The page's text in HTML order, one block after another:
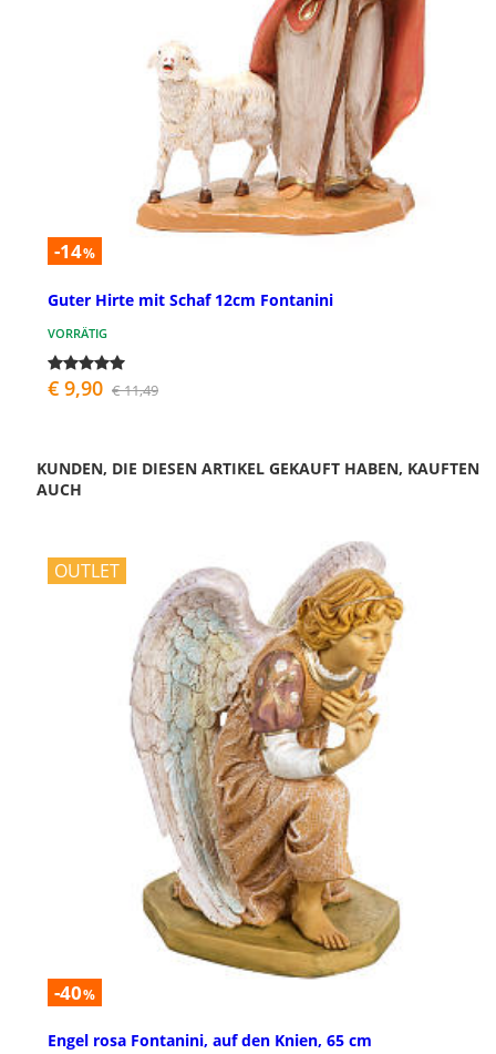
-14%
Guter Hirte mit Schaf 12cm Fontanini
VORRÄTIG
€ 9,90 € 11,49
KUNDEN, DIE DIESEN ARTIKEL GEKAUFT HABEN, KAUFTEN
AUCH
OUTLET
-40%
Engel rosa Fontanini, auf den Knien, 65 cm